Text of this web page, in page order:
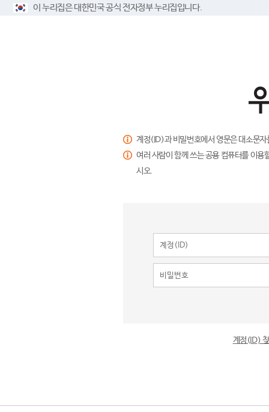
이 누리집은 대한민국 공식 전자정부 누리집입니다.
계정(ID)과 비밀번호에서 영문은 대소문
여러 사람이 함께 쓰는 공용 컴퓨터를 이
시오.
계정(ID)